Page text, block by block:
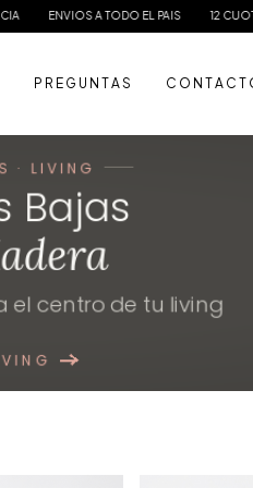
12 CUOTAS SIN INTERES 20% OFF
P R E G U N T A S C O N T A C T